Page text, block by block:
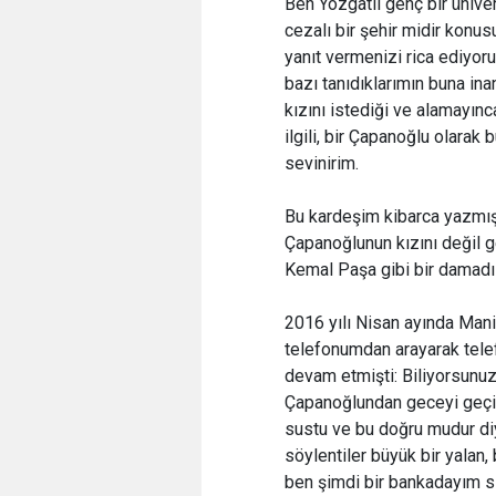
cezalı bir şehir midir
yanıt vermenizi rica
bazı tanıdıklarımın buna
kızını istediği ve
ilgili, bir Çapanoğlu olarak
sevinirim.
Bu kardeşim kibarca
Çapanoğlunun kızını
Kemal Paşa gibi bir
2016 yılı Nisan ayında
telefonumdan arayarak
devam etmişti:
Çapanoğlundan geceyi
sustu ve bu doğru mudur
söylentiler büyük bir yalan,
ben şimdi bir bankadayım